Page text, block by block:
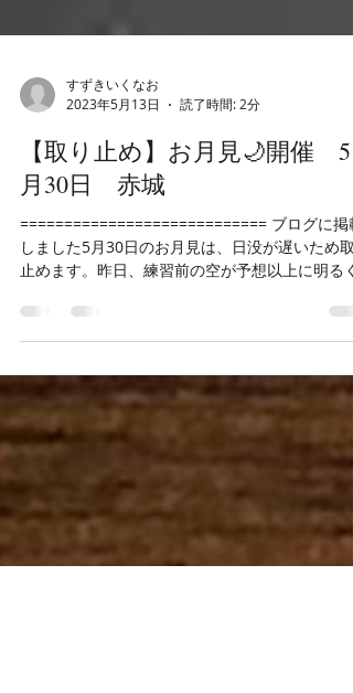
すずきいくなお
【取り止め】お月見🌙開催 5
月30日 赤城
============================ ブログに掲載
しました5月30日のお月見は、日没が遅いため取
てびっくりしました。 秋になると土星🪐が昇って
きますので、改めてご案内いたします。...